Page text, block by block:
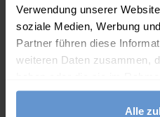
Verwendung unserer
soziale Medien, Werbung
Partner führen diese
weiteren Daten zusammen,
gesammelt haben.
Alle